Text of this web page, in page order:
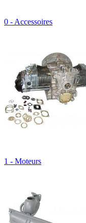
0 - Accessoires
1 - Moteurs